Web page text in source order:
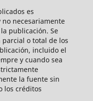
es
necesariamente
publicación. Se
o total de los
incluido el
y cuando sea
la fuente sin
los créditos